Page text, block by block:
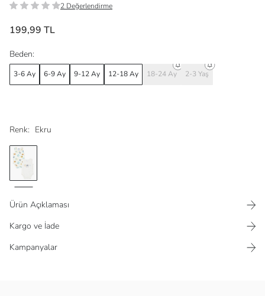
2 Değerlendirme
199,99 TL
Renk: Ekru
Beden:
3-6 Ay 6-9 Ay 9-12 Ay 12-18 Ay 18-24 Ay 2-3 Yaş
Ürün Açıklaması
Kargo ve İade
Kampanyalar